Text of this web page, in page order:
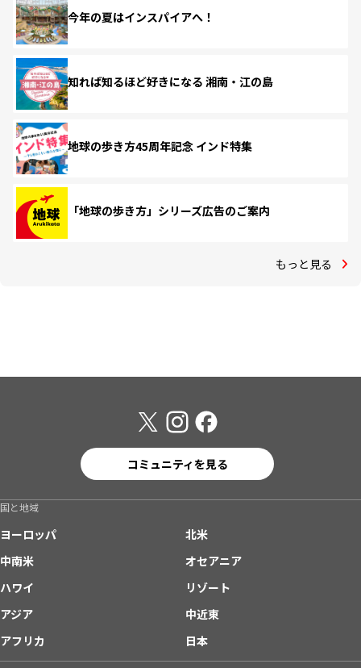
今年の夏はインスパイアへ！
知れば知るほど好きになる 湘南・江の島
地球の歩き方45周年記念 インド特集
「地球の歩き方」シリーズ広告のご案内
もっと見る
コミュニティを見る
国と地域
ヨーロッパ
北米
中南米
オセアニア
ハワイ
リゾート
アジア
中近東
アフリカ
日本